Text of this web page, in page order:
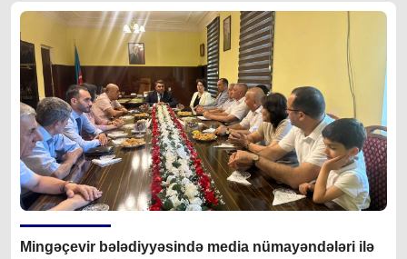
Mingəçevir bələdiyyəsində media nümayəndələri ilə